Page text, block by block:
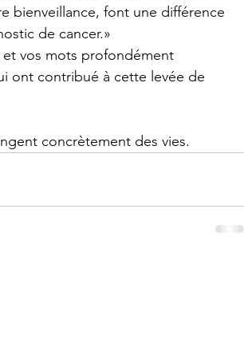
bienveillance, font une différence
de cancer.»
vos mots profondément
ont contribué à cette levée de
concrètement des vies.